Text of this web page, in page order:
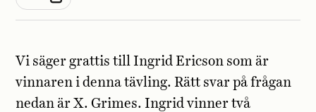
Vi säger grattis till Ingrid Ericson som är
vinnaren i denna tävling. Rätt svar på frågan
nedan är X. Grimes. Ingrid vinner två